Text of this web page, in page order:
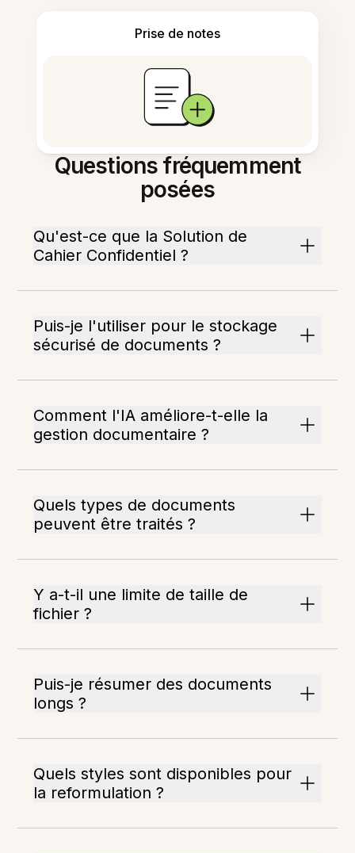
Prise de notes
Questions fréquemment
posées
Qu'est-ce que la Solution de
Cahier Confidentiel ?
Puis-je l'utiliser pour le stockage
sécurisé de documents ?
Comment l'IA améliore-t-elle la
gestion documentaire ?
Quels types de documents
peuvent être traités ?
Y a-t-il une limite de taille de
fichier ?
Puis-je résumer des documents
longs ?
Quels styles sont disponibles pour
la reformulation ?